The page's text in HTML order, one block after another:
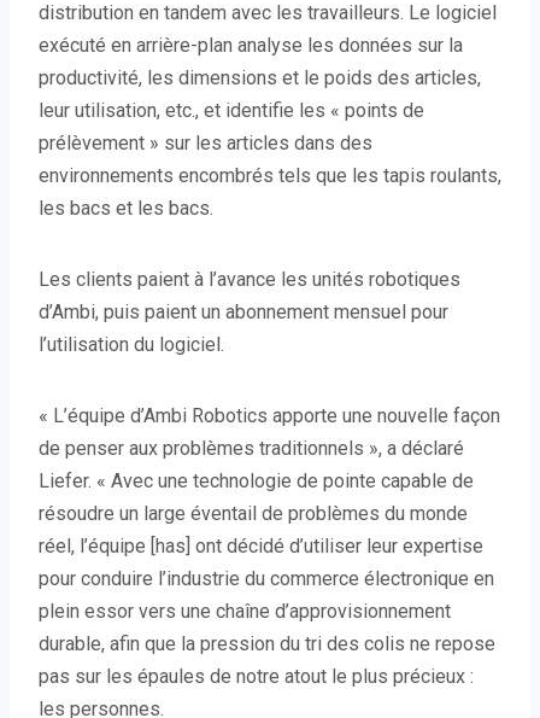
distribution en tandem avec les travailleurs. Le logiciel
exécuté en arrière-plan analyse les données sur la
productivité, les dimensions et le poids des articles,
leur utilisation, etc., et identifie les « points de
prélèvement » sur les articles dans des
environnements encombrés tels que les tapis roulants,
les bacs et les bacs.
Les clients paient à l’avance les unités robotiques
d’Ambi, puis paient un abonnement mensuel pour
l’utilisation du logiciel.
« L’équipe d’Ambi Robotics apporte une nouvelle façon
de penser aux problèmes traditionnels », a déclaré
Liefer. « Avec une technologie de pointe capable de
résoudre un large éventail de problèmes du monde
réel, l’équipe [has] ont décidé d’utiliser leur expertise
pour conduire l’industrie du commerce électronique en
plein essor vers une chaîne d’approvisionnement
durable, afin que la pression du tri des colis ne repose
pas sur les épaules de notre atout le plus précieux :
les personnes.